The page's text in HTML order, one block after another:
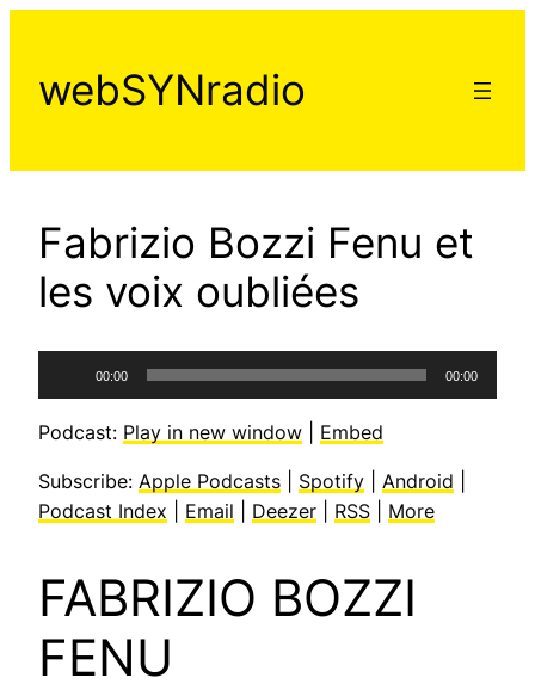
contenu
webSYNradio
Fabrizio Bozzi Fenu et
les voix oubliées
audio
00:00 00:00
Podcast: Play in new window Embed
Subscribe: Apple Podcasts Spotify Android
Podcast Index
Email Deezer RSS More
FABRIZIO BOZZI
FENU